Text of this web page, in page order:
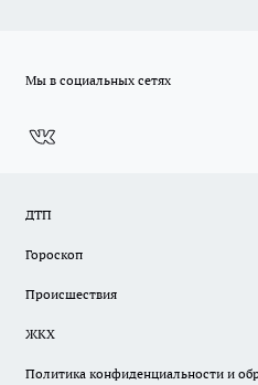
Мы в социальных сетях
ДТП
Гороскоп
Происшествия
ЖКХ
Политика конфиденциальности и